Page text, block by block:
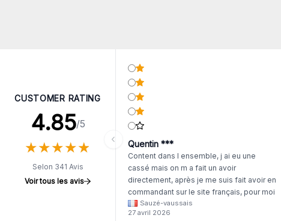
CUSTOMER RATING
4.85/5
★★★★★
★★★★★
Selon 341 Avis
Voir tous les avis
Quentin ***
Content dans l ensemble, j ai eu une
cassé mais on m a fait un avoir
directement, après je me suis fait avoir en
commandant sur le site français, pour moi
il était évident que les produits était de la
même langue mais raté tout est en
Sauzé-vaussais
27 avril 2026